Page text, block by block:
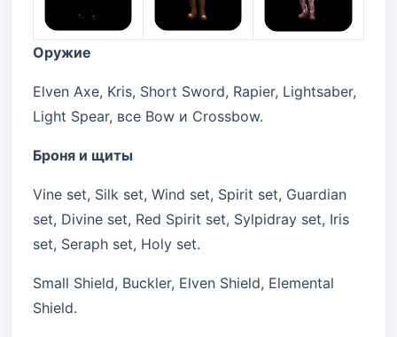
Оружие
Elven Axe, Kris, Short Sword, Rapier, Lightsaber,
Light Spear, все Bow и Crossbow.
Броня и щиты
Vine set, Silk set, Wind set, Spirit set, Guardian
set, Divine set, Red Spirit set, Sylpidray set, Iris
set, Seraph set, Holy set.
Small Shield, Buckler, Elven Shield, Elemental
Shield.